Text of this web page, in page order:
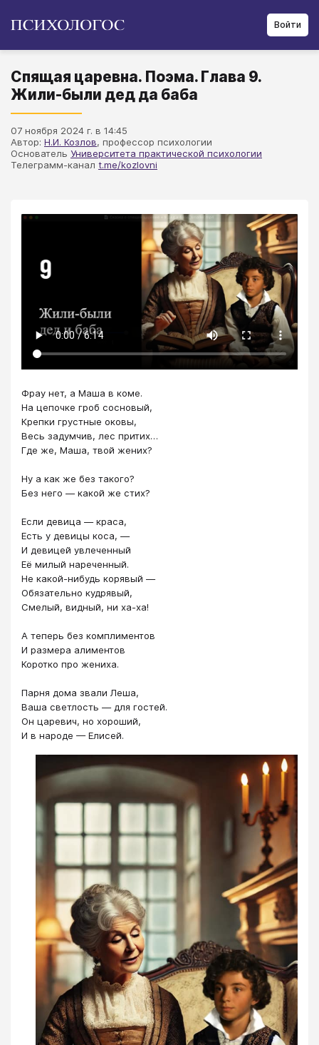
Войти
Спящая царевна. Поэма. Глава 9.
Жили-были дед да баба
07 ноября 2024 г. в 14:45
Автор: Н.И. Козлов, профессор психологии
Основатель Университета практической психологии
Телеграмм-канал t.me/kozlovni
Фрау нет, а Маша в коме.
На цепочке гроб сосновый,
Крепки грустные оковы,
Весь задумчив, лес притих…
Где же, Маша, твой жених?
Ну а как же без такого?
Без него — какой же стих?
Если девица — краса,
Есть у девицы коса, —
И девицей увлеченный
Её милый нареченный.
Не какой-нибудь корявый —
Обязательно кудрявый,
Смелый, видный, ни ха-ха!
А теперь без комплиментов
И размера алиментов
Коротко про жениха.
Парня дома звали Леша,
Ваша светлость — для гостей.
Он царевич, но хороший,
И в народе — Елисей.